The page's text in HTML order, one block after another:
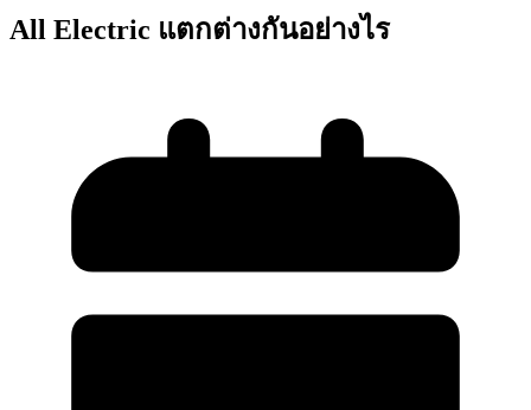
All Electric แตกต่างกันอย่างไร